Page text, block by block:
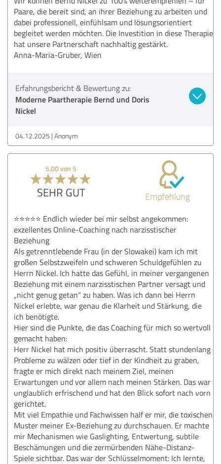
Paare, die bereit sind, an ihrer Beziehung zu arbeiten und
dabei professionell, einfühlsam und lösungsorientiert
begleitet werden möchten. Die Investition in diese Therapie
hat unsere Partnerschaft nachhaltig gestärkt.
Anna-Maria-Gruber, Wien
Erfahrungsbericht & Bewertung zu:
Moderne Paartherapie Bernd und Doris
Nickel
04.12.2025 Anonym
5,00 von 5
SEHR GUT Empfehlung
⭐⭐⭐⭐⭐ Endlich wieder bei mir selbst angekommen:
exzellentes Online-Coaching nach narzisstischer
Beziehung
Als getrenntlebende Frau (in der Slowakei) kam ich mit
großen Selbstzweifeln und schweren Schuldgefühlen zu
Herrn Nickel. Ich hatte das Gefühl, in meiner vergangenen
Beziehung mit einem narzisstischen Partner versagt und
„nicht genug getan“ zu haben. Was ich dann bei Herrn
Nickel erlebte, war genau die Klarheit und Stärkung, die
ich benötigte.
Hier sind die Punkte, die das Coaching für mich so wertvoll
gemacht haben:
Herr Nickel hat mich positiv überrascht. Statt stundenlang
Probleme zu wälzen oder tief in der Kindheit zu graben,
fragte er mich direkt nach meinem Ziel, meinen
Erwartungen und vor allem nach meinen Stärken. Das war
unglaublich erfrischend und hat den Blick sofort nach vorn
gerichtet.
Mit viel Empathie und Fachwissen half er mir, die toxischen
Muster meiner Ex-Beziehung zu durchschauen. Er machte
mir Mechanismen wie Gaslighting, Entwertung, subtile
Beschämungen und die zermürbenden Nähe-Distanz-
Spiele sichtbar. Das war der Schlüsselmoment: Ich lernte,